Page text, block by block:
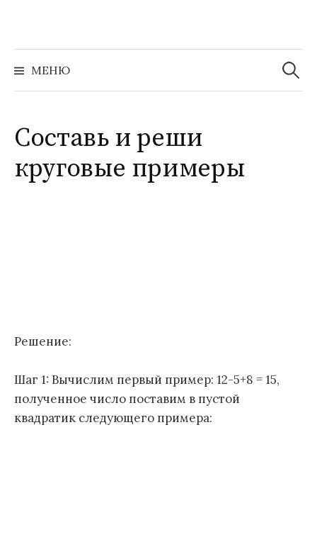
содержимому
МЕНЮ
Найти:
Составь и реши
круговые примеры
Решение:
Шаг 1: Вычислим первый пример: 12-5+8 = 15,
полученное число поставим в пустой
квадратик следующего примера: